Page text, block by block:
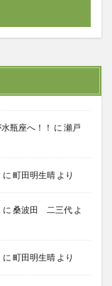
瓶座へ！！ に 瀬戸
に 町田明生晴 より
に 桑波田 二三代 よ
に 町田明生晴 より